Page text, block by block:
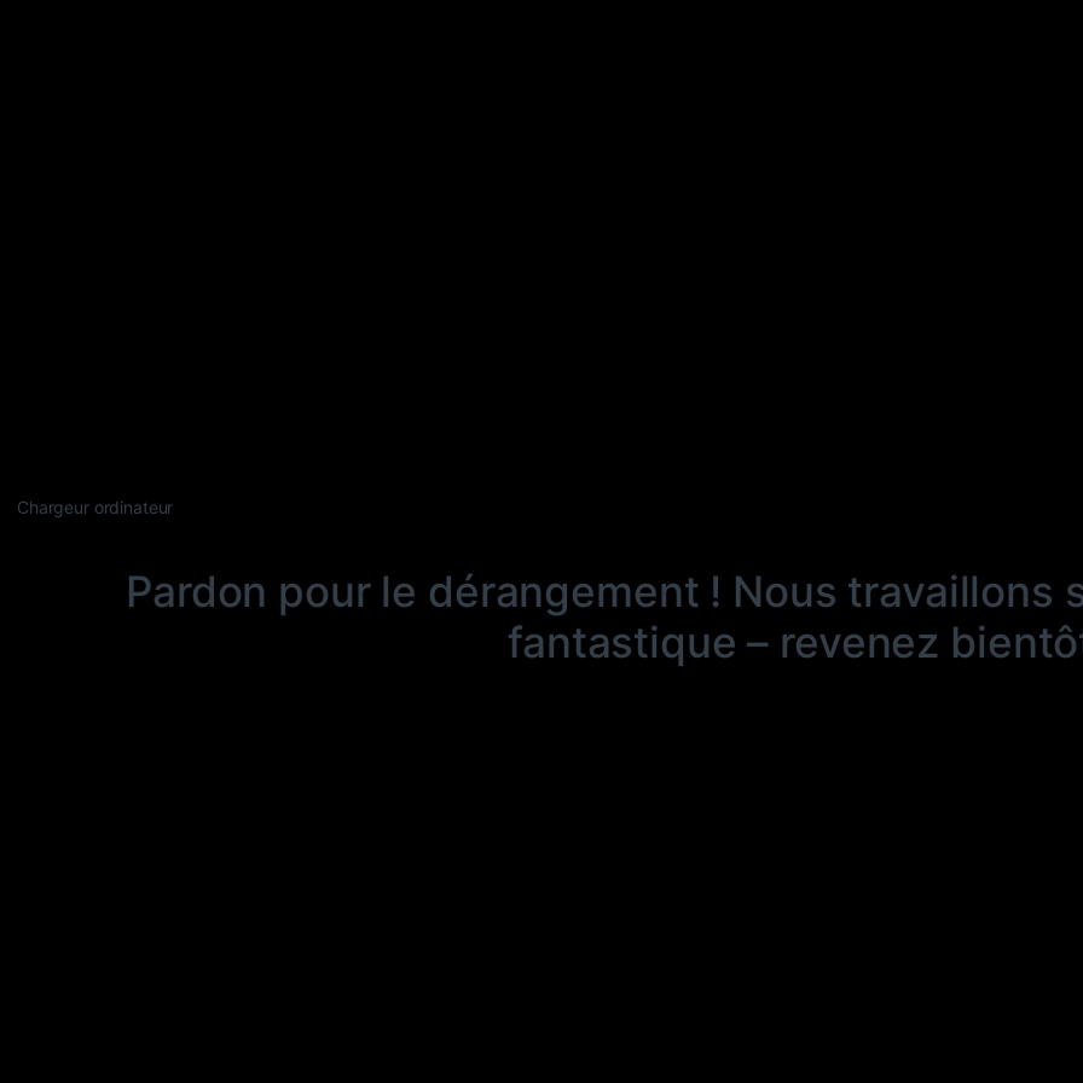
Chargeur ordinateur
Pardon pour le dérangement ! Nous travaillons
fantastique – revenez